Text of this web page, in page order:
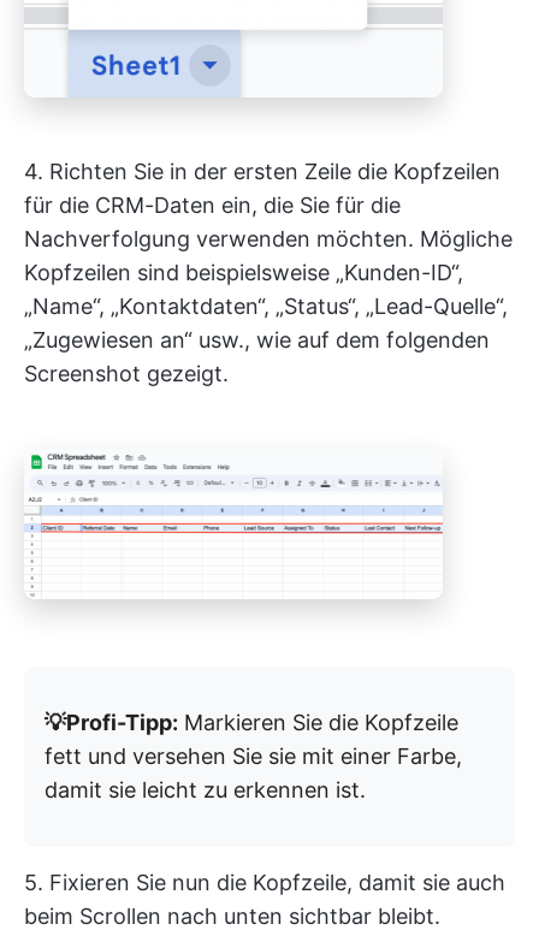
4. Richten Sie in der ersten Zeile die Kopfzeilen
für die CRM-Daten ein, die Sie für die
Nachverfolgung verwenden möchten. Mögliche
Kopfzeilen sind beispielsweise „Kunden-ID“,
„Name“, „Kontaktdaten“, „Status“, „Lead-Quelle“,
„Zugewiesen an“ usw., wie auf dem folgenden
Screenshot gezeigt.
💡Profi-Tipp: Markieren Sie die Kopfzeile
fett und versehen Sie sie mit einer Farbe,
damit sie leicht zu erkennen ist.
5. Fixieren Sie nun die Kopfzeile, damit sie auch
beim Scrollen nach unten sichtbar bleibt.